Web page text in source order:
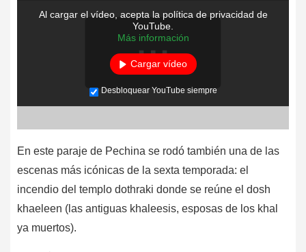
Al cargar el vídeo, acepta la política de privacidad de
YouTube.
Más información
Cargar vídeo
Desbloquear YouTube siempre
En este paraje de Pechina se rodó también una de las
escenas más icónicas de la sexta temporada: el
incendio del templo dothraki donde se reúne el dosh
khaeleen (las antiguas khaleesis, esposas de los khal
ya muertos).